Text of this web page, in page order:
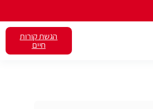
הגשת קורות
חיים